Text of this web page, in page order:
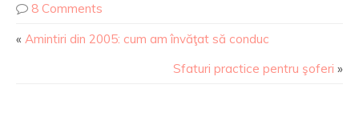
8 Comments
« Amintiri din 2005: cum am învăţat să conduc
Sfaturi practice pentru şoferi »